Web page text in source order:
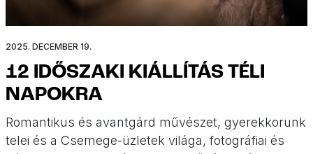
2025. DECEMBER 19.
12 IDŐSZAKI KIÁLLÍTÁS TÉLI
NAPOKRA
Romantikus és avantgárd művészet, gyerekkorunk
telei és a Csemege-üzletek világa, fotográfiai és